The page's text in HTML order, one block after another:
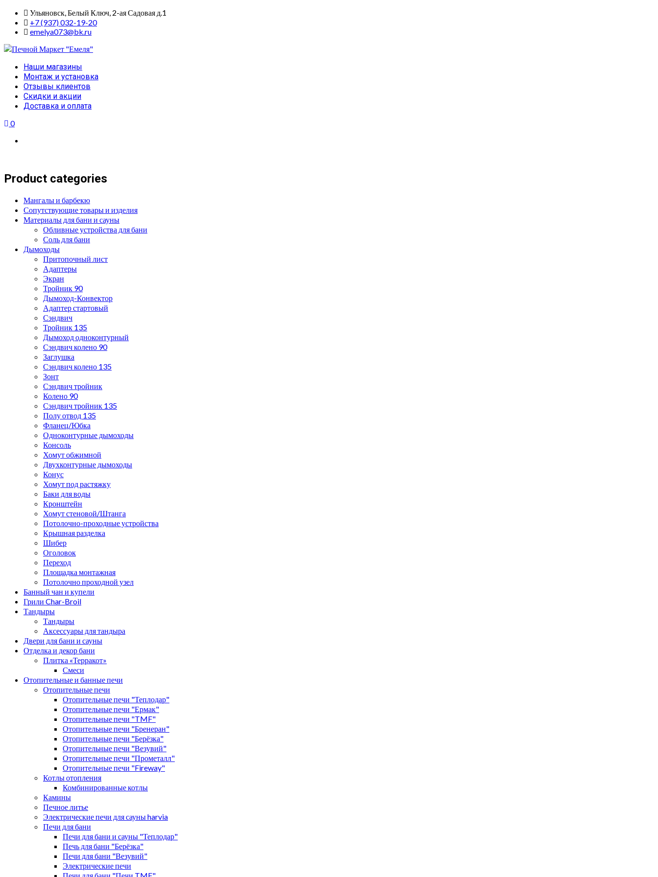
Skip
content
Ульяновск, Белый Ключ, 2-ая Садовая д.1
+7 (937) 032-19-20
emelya073@bk.ru
Primary
Menu
Наши магазины
Монтаж и установка
Отзывы клиентов
Скидки и акции
Доставка и оплата
0
Product categories
Мангалы и барбекю
Сопутствующие товары и изделия
Материалы для бани и сауны
Обливные устройства для бани
Соль для бани
Дымоходы
Притопочный лист
Адаптеры
Экран
Тройник 90
Дымоход-Конвектор
Адаптер стартовый
Сэндвич
Тройник 135
Дымоход одноконтурный
Сэндвич колено 90
Заглушка
Сэндвич колено 135
Зонт
Сэндвич тройник
Колено 90
Сэндвич тройник 135
Полу отвод 135
Фланец/Юбка
Одноконтурные дымоходы
Консоль
Хомут обжимной
Двухконтурные дымоходы
Конус
Хомут под растяжку
Баки для воды
Кронштейн
Хомут стеновой/Штанга
Потолочно-проходные устройства
Крышная разделка
Шибер
Оголовок
Переход
Площадка монтажная
Потолочно проходной узел
Банный чан и купели
Грили Char-Broil
Тандыры
Тандыры
Аксессуары для тандыра
Двери для бани и сауны
Отделка и декор бани
Плитка «Терракот»
Смеси
Отопительные и банные печи
Отопительные печи
Отопительные печи "Теплодар"
Отопительные печи "Ермак"
Отопительные печи "TMF"
Отопительные печи "Бренеран"
Отопительные печи "Берёзка"
Отопительные печи "Везувий"
Отопительные печи "Прометалл"
Отопительные печи "Fireway"
Котлы отопления
Комбинированные котлы
Камины
Печное литье
Электрические печи для сауны harvia
Печи для бани
Печи для бани и сауны "Теплодар"
Печь для бани "Берёзка"
Печи для бани "Везувий"
Электрические печи